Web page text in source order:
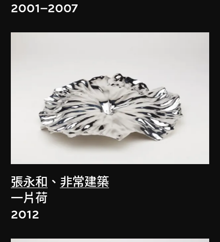
2001–2007
張永和 、 非常建築
一片荷
2012